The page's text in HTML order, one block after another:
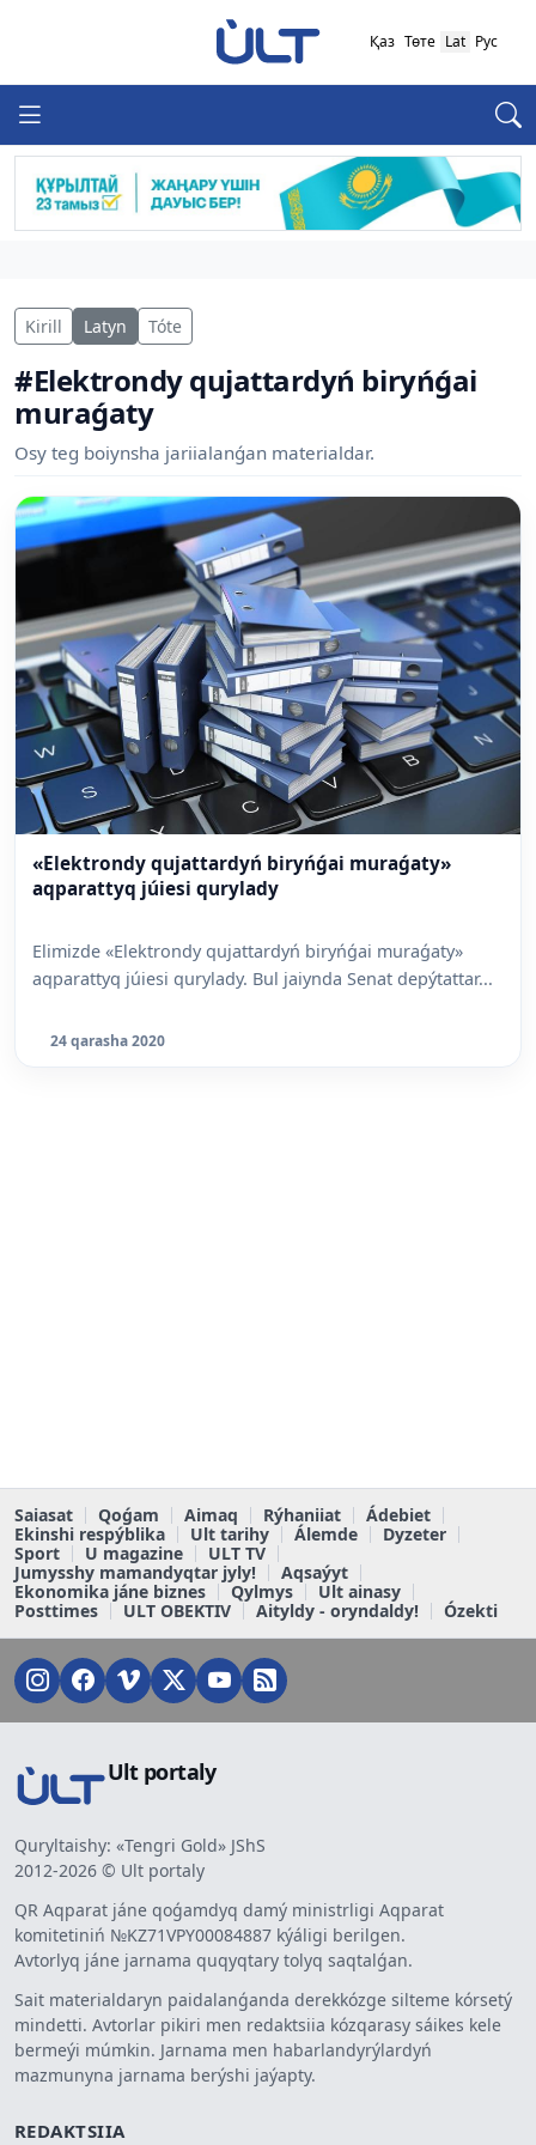
Қаз Төте Lat Рус
Kirill Latyn Tóte
#Elektrondy qujattardyń biryńǵai
muraǵaty
Osy teg boiynsha jariialanǵan materialdar.
«Elektrondy qujattardyń biryńǵai muraǵaty»
aqparattyq júiesi qurylady
Elimizde «Elektrondy qujattardyń biryńǵai muraǵaty»
aqparattyq júiesi qurylady. Bul jaiynda Senat depýtattar...
24 qarasha 2020
Saiasat Qoǵam Aimaq Rýhaniiat
Ádebiet
Ekinshi respýblika
Ult tarihy Álemde
Dyzeter
Sport
U magazine
ULT TV
Jumysshy mamandyqtar jyly!
Aqsaýyt
Ekonomika jáne biznes
Qylmys
Ult ainasy
Posttimes
ULT OBEKTIV Aityldy - oryndaldy! Ózekti
Ult portaly
Quryltaishy: «Tengri Gold» JShS
2012-2026 © Ult portaly
QR Aqparat jáne qoǵamdyq damý ministrligi Aqparat
komitetiniń №KZ71VPY00084887 kýáligi berilgen.
Avtorlyq jáne jarnama quqyqtary tolyq saqtalǵan.
Sait materialdaryn paidalanǵanda derekkózge silteme kórsetý
mindetti. Avtorlar pikiri men redaktsiia kózqarasy sáikes kele
bermeýi múmkin. Jarnama men habarlandyrýlardyń
mazmunyna jarnama berýshi jaýapty.
REDAKTSIIA